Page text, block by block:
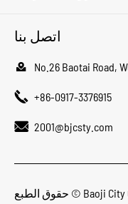
اتصل بنا
 No.26 Baotai Road,
 +86-0917-3376915
 2001@bjcsty.com
حقوق الطبع © Baoji City